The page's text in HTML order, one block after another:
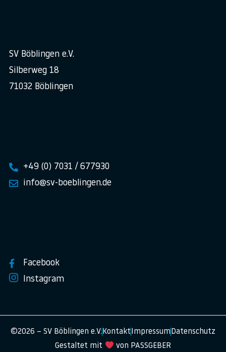
SV Böblingen e.V.
Silberweg 18
71032 Böblingen
+49 (0) 7031 / 677930
info@sv-boeblingen.de
Facebook
Instagram
©2026 – SV Böblingen e.V. Kontakt Impressum Datenschutz
Gestaltet mit
von PASSGEBER